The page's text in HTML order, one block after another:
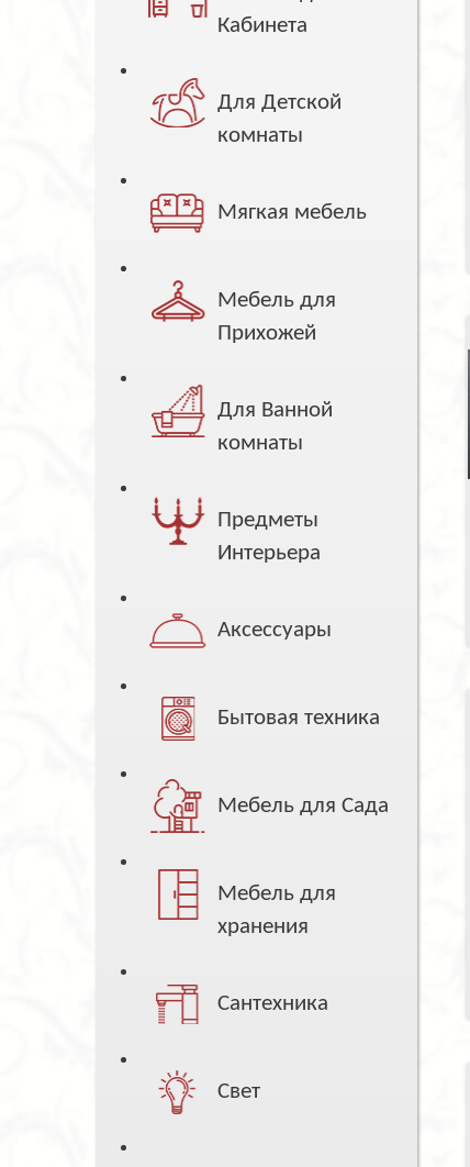
Кабинета
Для Детской
комнаты
Мягкая мебель
Мебель для
Прихожей
Для Ванной
комнаты
Предметы
Интерьера
Аксессуары
Бытовая техника
Мебель для Сада
Мебель для
хранения
Сантехника
Свет